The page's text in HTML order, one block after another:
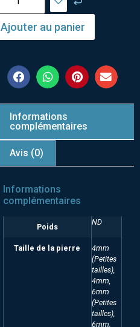
Ajouter au panier
Informations
complémentaires
Avis (0)
Informations
complémentaires
Poids
ND
Taille de la pierre
4mm
(Petites
tailles),
4mm,
6mm
(Petites
tailles),
6mm,